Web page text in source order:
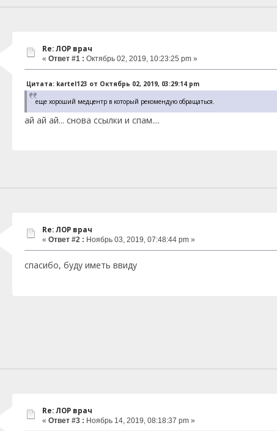
Re: ЛОР врач
« Ответ #1 : Октябрь 02, 2019, 10:23:25 pm »
Цитата: kartel123 от Октябрь 02, 2019, 03:29:14 pm
еще хороший медцентр в который рекомендую обращаться.
ай ай ай... снова ссылки и спам....
Re: ЛОР врач
« Ответ #2 : Ноябрь 03, 2019, 07:48:44 pm »
спасибо, буду иметь ввиду
Re: ЛОР врач
« Ответ #3 : Ноябрь 14, 2019, 08:18:37 pm »